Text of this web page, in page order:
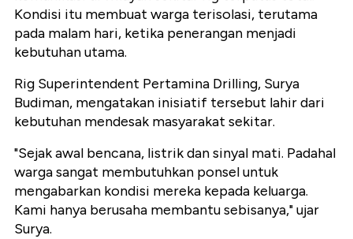
Kondisi itu membuat warga terisolasi, terutama
pada malam hari, ketika penerangan menjadi
kebutuhan utama.
Rig Superintendent Pertamina Drilling, Surya
Budiman, mengatakan inisiatif tersebut lahir dari
kebutuhan mendesak masyarakat sekitar.
"Sejak awal bencana, listrik dan sinyal mati. Padahal
warga sangat membutuhkan ponsel untuk
mengabarkan kondisi mereka kepada keluarga.
Kami hanya berusaha membantu sebisanya," ujar
Surya.